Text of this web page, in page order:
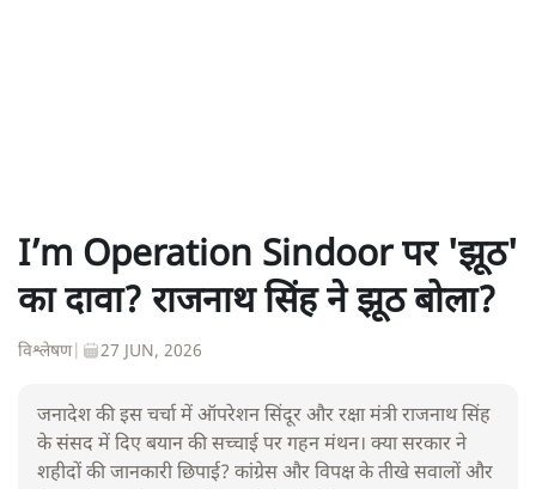
I’m Operation Sindoor पर 'झूठ'
का दावा? राजनाथ सिंह ने झूठ बोला?
विश्लेषण| 27 JUN, 2026
जनादेश की इस चर्चा में ऑपरेशन सिंदूर और रक्षा मंत्री राजनाथ सिंह
के संसद में दिए बयान की सच्चाई पर गहन मंथन। क्या सरकार ने
शहीदों की जानकारी छिपाई? कांग्रेस और विपक्ष के तीखे सवालों और